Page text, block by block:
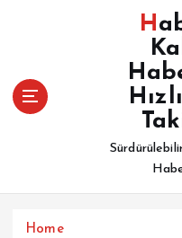
l
Haberlerin
Home